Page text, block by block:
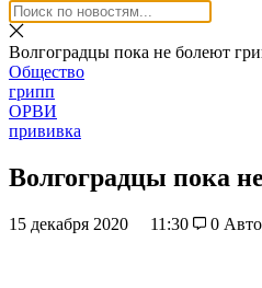
Волгоградцы пока не болеют
Общество
грипп
ОРВИ
прививка
Волгоградцы пока
15 декабря 2020 11:30 0